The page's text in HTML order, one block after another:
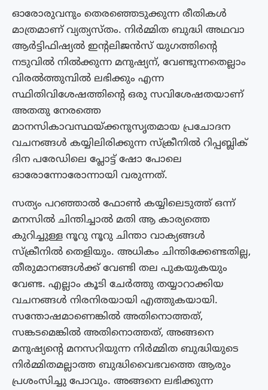
ഓരോരുവനും തെരഞ്ഞെടുക്കുന്ന രീതികൾ
മാത്രമാണ് വ്യത്യസ്തം. നിർമ്മിത ബുദ്ധി അഥവാ
ആർട്ടിഫിഷ്യൽ ഇൻ്റലിജൻസ് യുഗത്തിൻ്റെ
നടുവിൽ നിൽക്കുന്ന മനുഷ്യന്, വേണ്ടുന്നതെല്ലാം
വിരൽത്തുമ്പിൽ ലഭിക്കും എന്ന
സ്ഥിതിവിശേഷത്തിൻ്റെ ഒരു സവിശേഷതയാണ്
അതതു നേരത്തെ
മാനസികാവസ്ഥയ്ക്കനുസൃതമായ പ്രചോദന
വചനങ്ങൾ കയ്യിലിരിക്കുന്ന സ്‌ക്രീനിൽ റിപ്പബ്ലിക്
ദിന പരേഡിലെ പ്ലോട്ട് ഷോ പോലെ
ഓരോന്നോരോന്നായി വരുന്നത്.
സത്യം പറഞ്ഞാൽ ഫോൺ കയ്യിലെടുത്ത് ഒന്ന്
മനസിൽ ചിന്തിച്ചാൽ മതി ആ കാര്യത്തെ
കുറിച്ചുള്ള നൂറു നൂറു ചിന്താ വാക്യങ്ങൾ
സ്‌ക്രീനിൽ തെളിയും. അധികം ചിന്തിക്കേണ്ടതില്ല,
തീരുമാനങ്ങൾക്ക് വേണ്ടി തല പുകയുകയും
വേണ്ട. എല്ലാം കൂടി ചേർത്തു തയ്യാറാക്കിയ
വചനങ്ങൾ നിരനിരയായി എത്തുകയായി.
സന്തോഷമാണെങ്കിൽ അതിനൊത്തത്,
സങ്കടമെങ്കിൽ അതിനൊത്തത്, അങ്ങനെ
മനുഷ്യൻ്റെ മനസറിയുന്ന നിർമ്മിത ബുദ്ധിയുടെ
നിർമ്മിതമല്ലാത്ത ബുദ്ധിവൈഭവത്തെ ആരും
പ്രശംസിച്ചു പോവും. അങ്ങനെ ലഭിക്കുന്ന